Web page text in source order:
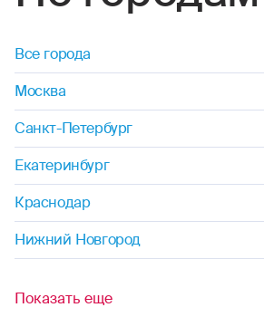
Мобильное приложение
Ваши полисы всегда под рукой
ОСАГО
Каско
Ипотека
Путешествие
Другие продукты